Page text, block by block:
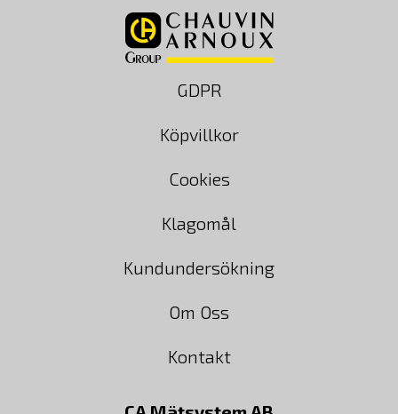
GDPR
Köpvillkor
Cookies
Klagomål
Kundundersökning
Om Oss
Kontakt